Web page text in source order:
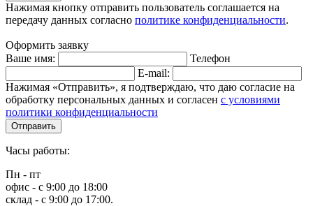
Нажимая кнопку отправить пользователь соглашается на
передачу данных согласно политике конфиденциальности.
Оформить заявку
Ваше имя:
Телефон
E-mail:
Нажимая «Отправить», я подтверждаю, что даю согласие на
обработку персональных данных и согласен с условиями
политики конфиденциальности
Отправить
Часы работы:
Пн - пт
офис - с 9:00 до 18:00
склад - с 9:00 до 17:00.